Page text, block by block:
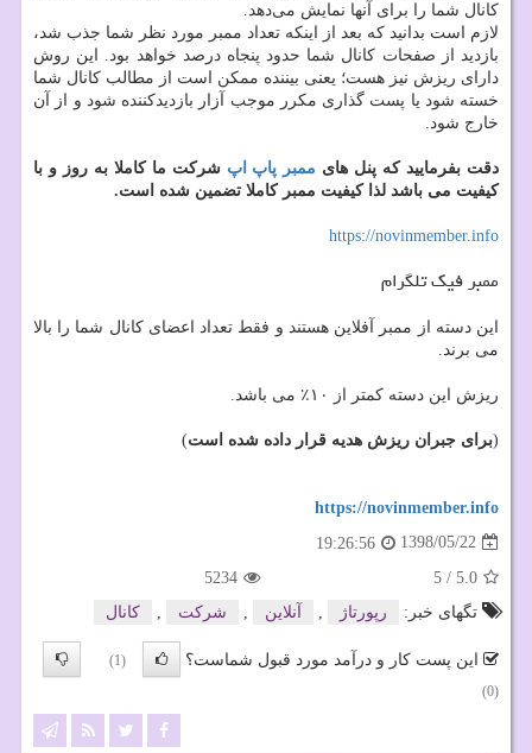
کانال شما را برای آنها نمایش می‌دهد.
لازم است بدانید که بعد از اینکه تعداد ممبر مورد نظر شما جذب شد،
بازدید از صفحات کانال شما حدود پنجاه درصد خواهد بود. این روش
دارای ریزش نیز هست؛ یعنی بیننده ممکن است از مطالب کانال شما
خسته شود یا پست گذاری مکرر موجب آزار بازدیدکننده شود و از آن
خارج شود.
دقت بفرمایید که پنل های ممبر پاپ اپ شرکت ما کاملا به روز و با
کیفیت می باشد لذا کیفیت ممبر کاملا تضمین شده است.
https://novinmember.info
ممبر فیک تلگرام
این دسته از ممبر آفلاین هستند و فقط تعداد اعضای کانال شما را بالا
می برند.
ریزش این دسته کمتر از ۱۰٪ می باشد.
(برای جبران ریزش هدیه قرار داده شده است)
https://novinmember.info
1398/05/22
19:26:56
5.0
/
5
5234
تگهای خبر:
رپورتاژ , آنلاین , شركت , كانال
این پست کار و درآمد مورد قبول شماست؟
(1)
(0)